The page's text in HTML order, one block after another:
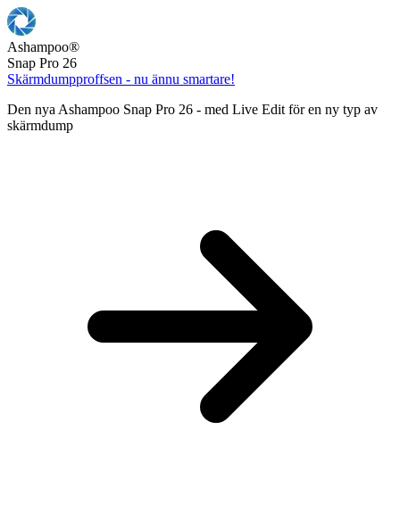
Ashampoo®
Snap Pro 26
Skärmdumpproffsen - nu ännu smartare!
Den nya Ashampoo Snap Pro 26 - med Live Edit för en ny typ av
skärmdump